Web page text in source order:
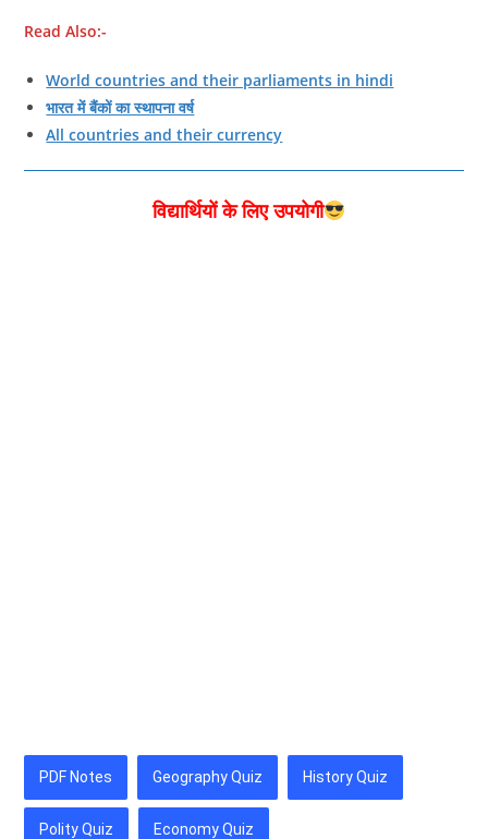
Read Also:-
World countries and their parliaments in hindi
भारत में बैंकों का स्थापना वर्ष
All countries and their currency
विद्यार्थियों के लिए उपयोगी
PDF Notes Geography Quiz History Quiz
Polity Quiz Economy Quiz